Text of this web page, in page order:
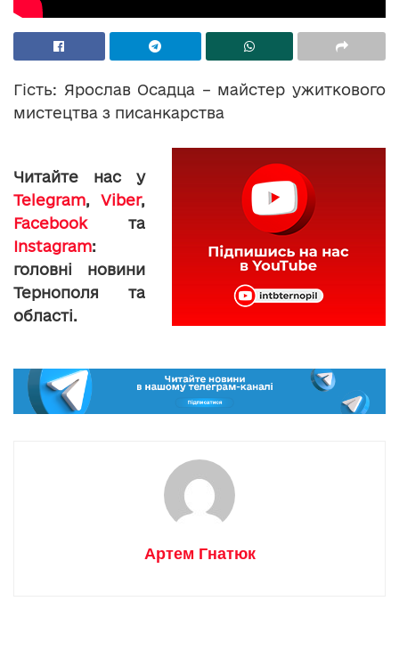
Гість: Ярослав Осадца – майстер ужиткового
мистецтва з писанкарства
Читайте нас у
Telegram, Viber,
Facebookта
Instagram:
головні новини
Тернополя та
області.
Артем Гнатюк